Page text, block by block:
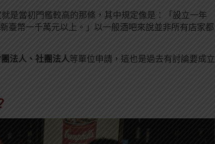
是當初門檻較高的那條，其中規定像是：「設立一年
臺幣一千萬元以上。」以一般酒吧來說並非所有店家都
團法人、社團法人等單位申請，這也是過去有討論要成立